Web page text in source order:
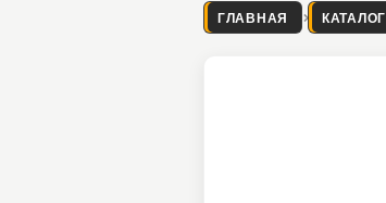
ГЛАВНАЯ КАТАЛОГ